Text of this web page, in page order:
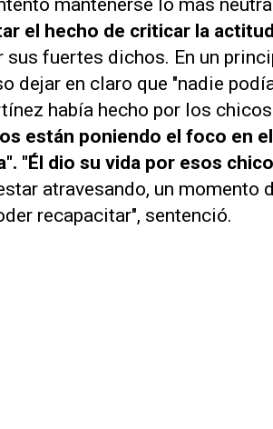
mantenerse lo más
el hecho de criticar la
sus fuertes dichos. En un
dejar en claro que "nadie
había hecho por los
están poniendo el foco en
"Él dio su vida por esos
atravesando, un momento
recapacitar", sentenció.